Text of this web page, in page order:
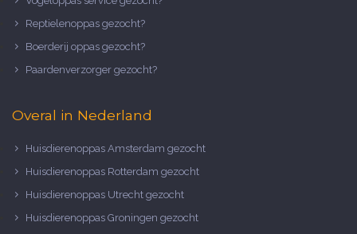
Reptielenoppas gezocht?
Boerderij oppas gezocht?
Paardenverzorger gezocht?
Overal in Nederland
Huisdierenoppas Amsterdam gezocht
Huisdierenoppas Rotterdam gezocht
Huisdierenoppas Utrecht gezocht
Huisdierenoppas Groningen gezocht